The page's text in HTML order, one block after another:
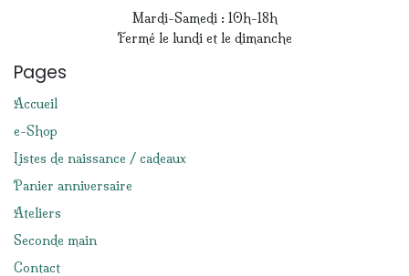
Mardi-Samedi : 10h-18h
Fermé le lundi et le dimanche
Pages
Accueil
e-Shop
Listes de naissance / cadeaux
Panier anniversaire
Ateliers
Seconde main
Contact